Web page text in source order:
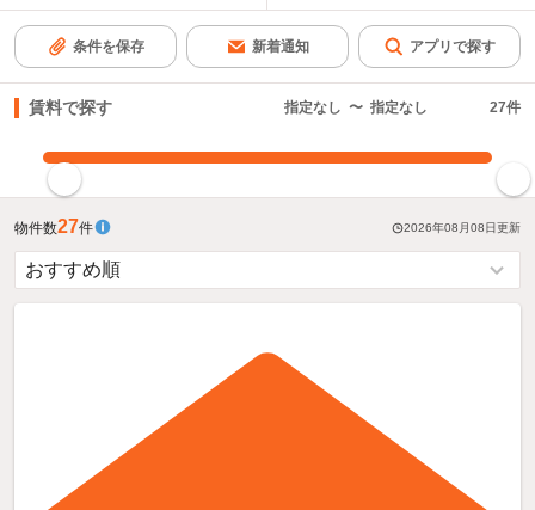
条件を保存 新着通知 アプリで探す
賃料で探す 指定なし 〜 指定なし 27件
物件数27件 2026年08月08日更新